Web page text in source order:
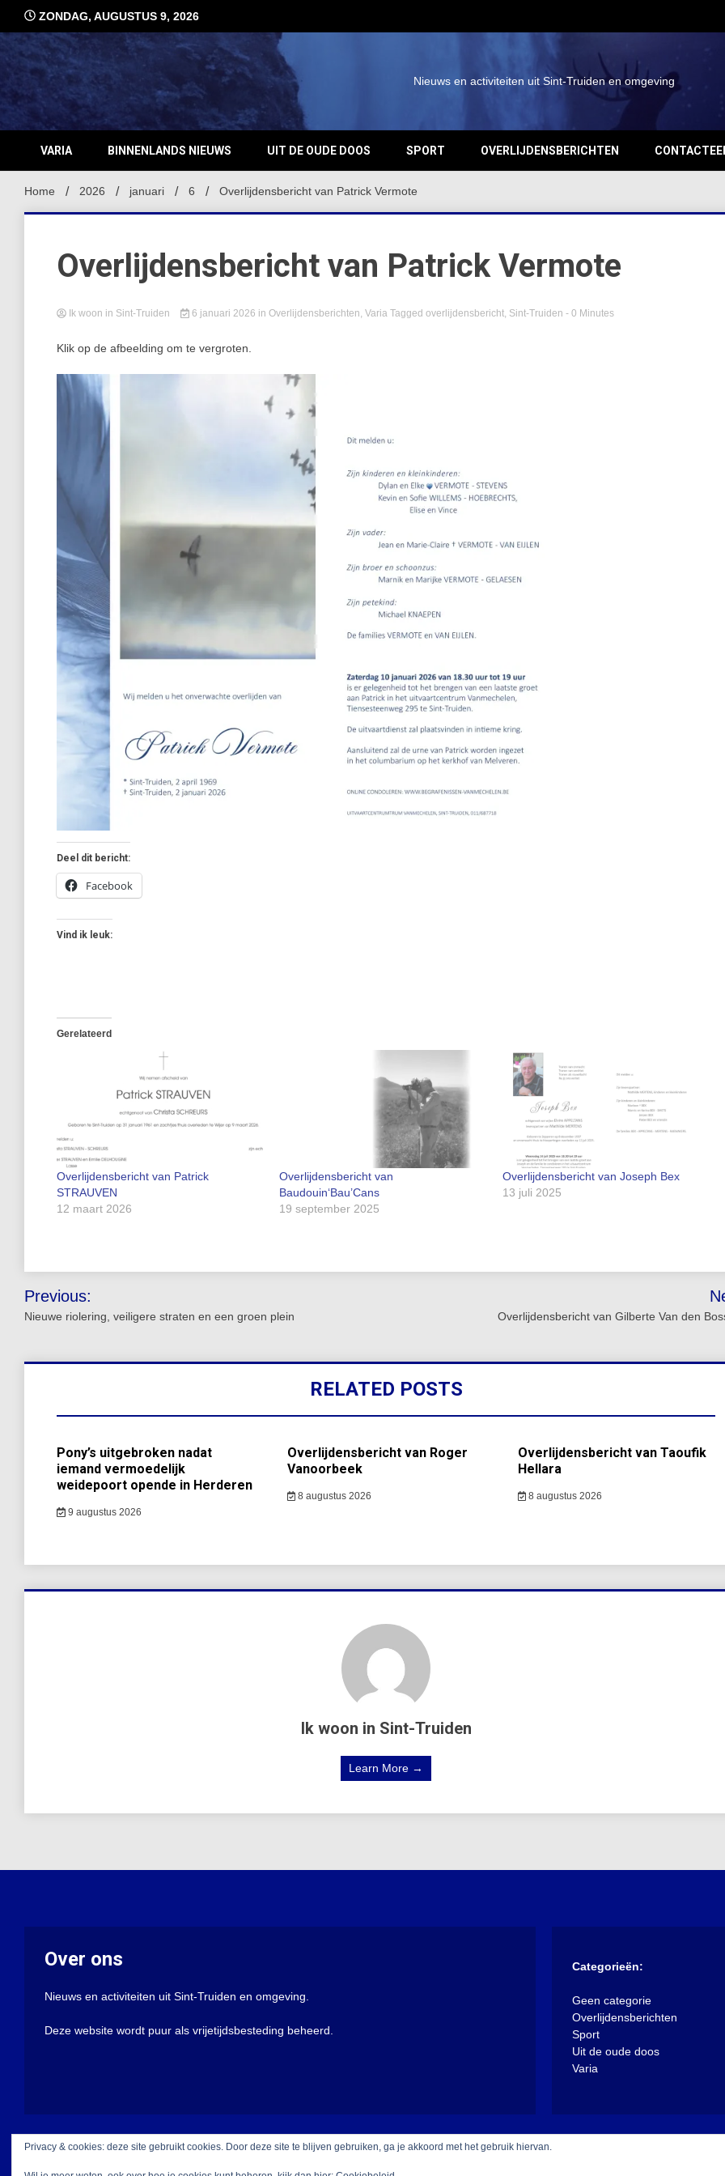
inhoud
ZONDAG, AUGUSTUS 9, 2026
Nieuws en activiteiten uit Sint-Truiden en omgeving
VARIA BINNENLANDS NIEUWS UIT DE OUDE DOOS SPORT OVERLIJDENSBERICHTEN
Home 2026 januari 6 Overlijdensbericht van Patrick Vermote
Overlijdensbericht van Patrick Vermote
Ik woon in Sint-Truiden 6 januari 2026 in Overlijdensberichten, Varia Tagged overlijdensbericht, Sint-Truiden - 0 Minutes
Klik op de afbeelding om te vergroten.
Deel dit bericht:
Facebook
Vind ik leuk:
Gerelateerd
Overlijdensbericht van Patrick
STRAUVEN
12 maart 2026
Overlijdensbericht van
Baudouin‘Bau’Cans
19 september 2025
Overlijdensbericht van Joseph Bex
13 juli 2025
Bericht
navigatie
Previous:
Nieuwe riolering, veiligere straten en een groen plein Overlijdensbericht van Gilberte Van den
RELATED POSTS
Pony’s uitgebroken nadat
iemand vermoedelijk
weidepoort opende in Herderen
9 augustus 2026
Overlijdensbericht van Roger
Vanoorbeek
8 augustus 2026
Overlijdensbericht van Taoufik
Hellara
8 augustus 2026
Ik woon in Sint-Truiden
Learn More →
Over ons
Nieuws en activiteiten uit Sint-Truiden en omgeving.
Deze website wordt puur als vrijetijdsbesteding beheerd.
Categorieën:
Geen categorie
Overlijdensberichten
Sport
Uit de oude doos
Varia
Privacy & cookies: deze site gebruikt cookies. Door deze site te blijven gebruiken, ga je akkoord met het gebruik hiervan.